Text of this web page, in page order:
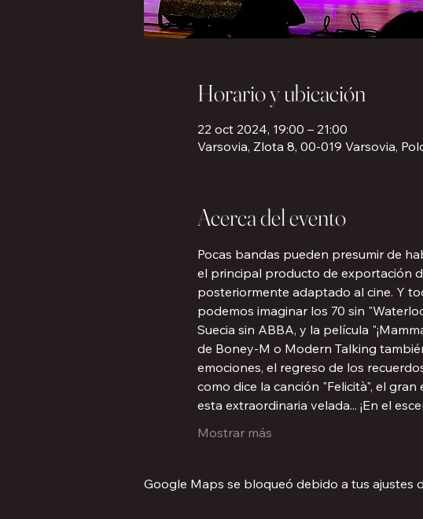
Horario y ubicación
22 oct 2024, 19:00 – 21:00
Varsovia, Zlota 8, 00-019 Varsovia,
Acerca del evento
Pocas bandas pueden presumir de
el principal producto de exportación
posteriormente adaptado al cine. Y
podemos imaginar los 70 sin
Suecia sin ABBA, y la película
de Boney-M o Modern Talking
emociones, el regreso de los
como dice la canción "Felicità", el
esta extraordinaria velada... ¡En el
Mostrar más
Google Maps se bloqueó debido a tus ajustes